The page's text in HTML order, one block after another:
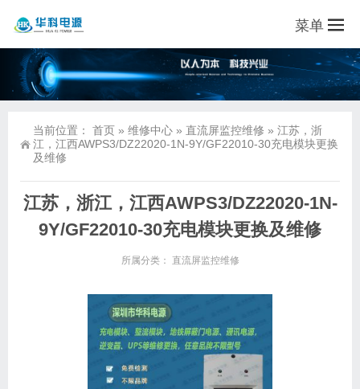
菜单
当前位置： 首页 » 维修中心 » 直流屏监控维修 » 江苏，浙
江，江西AWPS3/DZ22020-1N-9Y/GF22010-30充电模块更换
及维修
江苏，浙江，江西AWPS3/DZ22020-1N-
9Y/GF22010-30充电模块更换及维修
所属分类： 直流屏监控维修